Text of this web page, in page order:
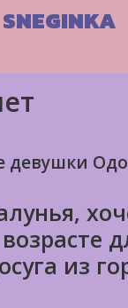
SNEGINKA
девушки
из